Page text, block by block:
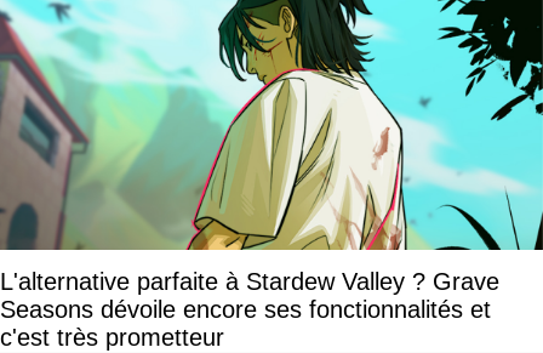
L'alternative parfaite à Stardew Valley ? Grave
Seasons dévoile encore ses fonctionnalités et
c'est très prometteur